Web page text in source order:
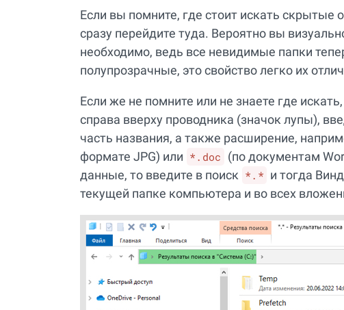
Если вы помните, где стоит искать скрытые
сразу перейдите туда. Вероятно вы
необходимо, ведь все невидимые папки
полупрозрачные, это свойство легко их
Если же не помните или не знаете где
справа вверху проводника (значок лупы),
часть названия, а также расширение,
формате JPG) или *.doc (по документам
данные, то введите в поиск *.* и тогда
текущей папке компьютера и во всех